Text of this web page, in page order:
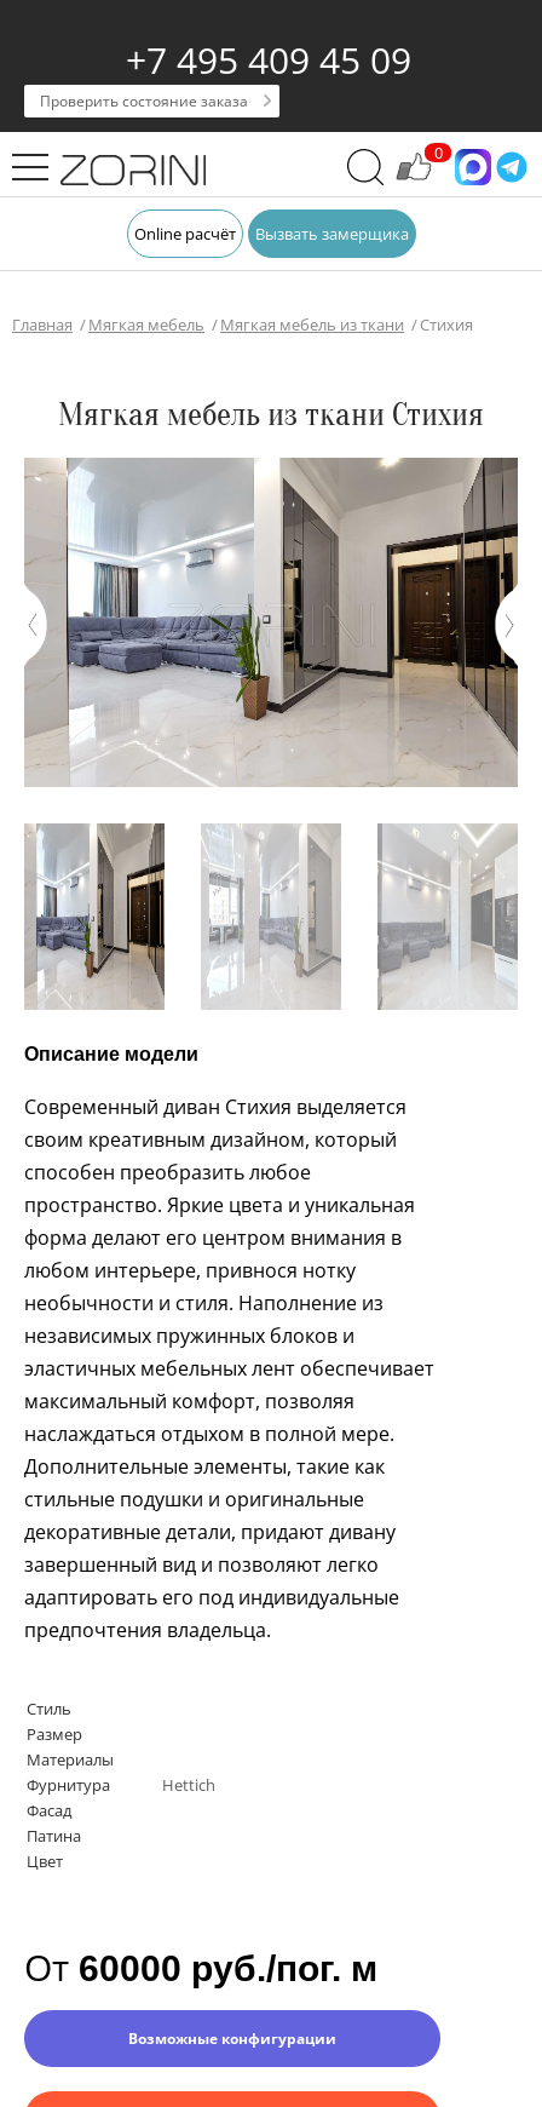
+7 495 409 45 09
Проверить состояние заказа
0
Online расчёт Вызвать замерщика
Главная Мягкая мебель Мягкая мебель из ткани Стихия
Мягкая мебель из ткани Стихия
Описание модели
Современный диван Стихия выделяется
своим креативным дизайном, который
способен преобразить любое
пространство. Яркие цвета и уникальная
форма делают его центром внимания в
любом интерьере, привнося нотку
необычности и стиля. Наполнение из
независимых пружинных блоков и
эластичных мебельных лент обеспечивает
максимальный комфорт, позволяя
наслаждаться отдыхом в полной мере.
Дополнительные элементы, такие как
стильные подушки и оригинальные
декоративные детали, придают дивану
завершенный вид и позволяют легко
адаптировать его под индивидуальные
предпочтения владельца.
Стиль
Размер
Материалы
Фурнитура
Hettich
Фасад
Патина
Цвет
От 60000 руб./пог. м
Возможные конфигурации